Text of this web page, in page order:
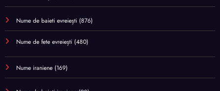
Nume de baieti evreiești (876)
Nume de fete evreiești (480)
Nume iraniene (169)